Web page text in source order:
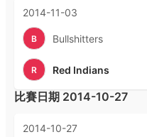
2014-11-03
B Bullshitters
R Red Indians
比賽日期 2014-10-27
2014-10-27